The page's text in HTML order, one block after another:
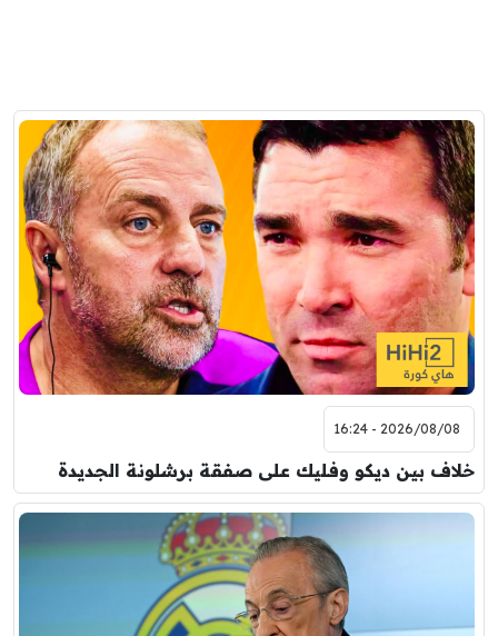
2026/08/08 - 16:24
خلاف بين ديكو وفليك على صفقة برشلونة الجديدة